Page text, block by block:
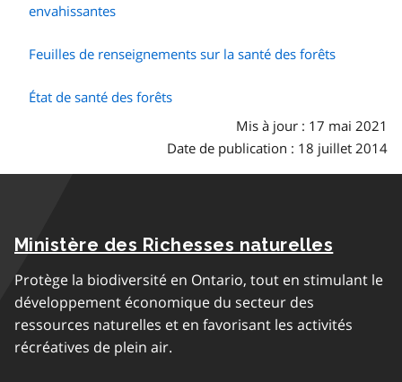
envahissantes
Feuilles de renseignements sur la santé des forêts
État de santé des forêts
Mis à jour : 17 mai 2021
Date de publication : 18 juillet 2014
Ministère des Richesses naturelles
Protège la biodiversité en Ontario, tout en stimulant le
développement économique du secteur des
ressources naturelles et en favorisant les activités
récréatives de plein air.